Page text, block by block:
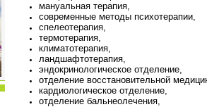
мануальная терапия,
современные методы психотерапии,
спелеотерапия,
термотерапия,
климатотерапия,
ландшафтотерапия,
эндокринологическое отделение,
отделение восстановительной
кардиологическое отделение,
отделение бальнеолечения,